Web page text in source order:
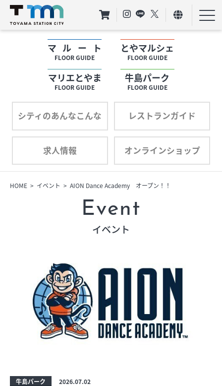
マルート
FLOOR GUIDE
とやマルシェ
FLOOR GUIDE
マリエとやま
FLOOR GUIDE
牛島パーク
FLOOR GUIDE
シティのあんなこんな レストランガイド
求人情報 オンラインショップ
フロアガイド
ショップリスト
プロフィール
フロアガイド
ショップリスト
プロフィール
ショップリスト
プロフィール
HOME イベント AION Dance Academy オープン！！
Event
イベント
牛島パーク 2026.07.02